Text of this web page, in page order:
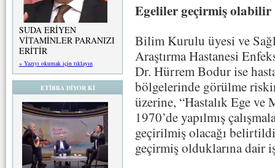
SUDA ERİYEN
VİTAMİNLER PARANIZI
ERİTİR
» Yazıyı okumak için tıklayın
ETİBBA DİYOR Kİ
Egeliler geçirmiş olabilir
Bilim Kurulu üyesi ve
Araştırma Hastanesi
Dr. Hürrem Bodur ise
bölgelerinde görülme
üzerine, “Hastalık Ege
1970’de yapılmış
geçirilmiş olacağı
geçirmiş olduklarına dair